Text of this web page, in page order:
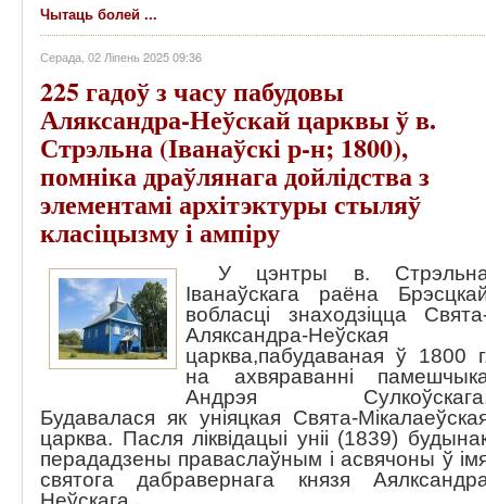
Чытаць болей ...
Серада, 02 Ліпень 2025 09:36
225 гадоў з часу пабудовы
Аляксандра-Неўскай царквы ў в.
Стрэльна (Іванаўскі р-н; 1800),
помніка драўлянага дойлідства з
элементамі архітэктуры стыляў
класіцызму і ампіру
У цэнтры в.
Іванаўскага раёна
вобласці знаходзіцца
Аляксандра-Неўская
царква,пабудаваная ў 1800
на ахвяраванні
Андрэя
Будавалася як уніяцкая Свята-
царква. Пасля ліквідацыі уніі (1839)
перададзены праваслаўным і асвячоны ў
святога дабравернага князя